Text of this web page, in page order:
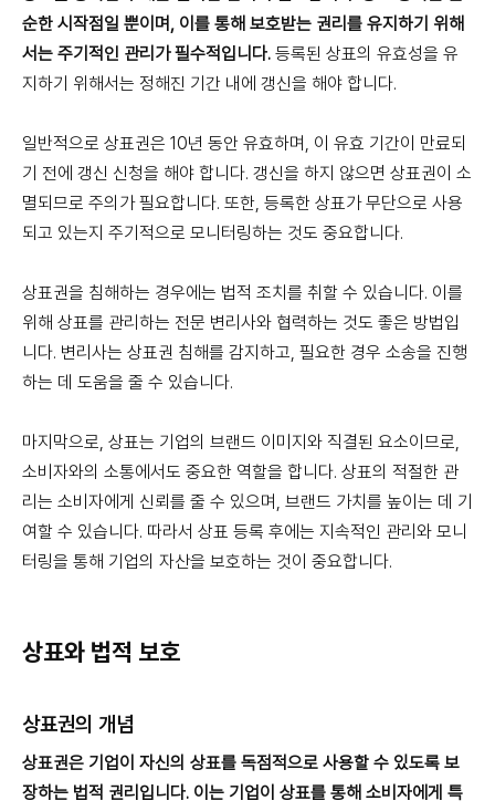
순한 시작점일 뿐이며, 이를 통해 보호받는 권리를 유지하기 위해
서는 주기적인 관리가 필수적입니다. 등록된 상표의 유효성을 유
지하기 위해서는 정해진 기간 내에 갱신을 해야 합니다.
일반적으로 상표권은 10년 동안 유효하며, 이 유효 기간이 만료되
기 전에 갱신 신청을 해야 합니다. 갱신을 하지 않으면 상표권이 소
멸되므로 주의가 필요합니다. 또한, 등록한 상표가 무단으로 사용
되고 있는지 주기적으로 모니터링하는 것도 중요합니다.
상표권을 침해하는 경우에는 법적 조치를 취할 수 있습니다. 이를
위해 상표를 관리하는 전문 변리사와 협력하는 것도 좋은 방법입
니다. 변리사는 상표권 침해를 감지하고, 필요한 경우 소송을 진행
하는 데 도움을 줄 수 있습니다.
마지막으로, 상표는 기업의 브랜드 이미지와 직결된 요소이므로,
소비자와의 소통에서도 중요한 역할을 합니다. 상표의 적절한 관
리는 소비자에게 신뢰를 줄 수 있으며, 브랜드 가치를 높이는 데 기
여할 수 있습니다. 따라서 상표 등록 후에는 지속적인 관리와 모니
터링을 통해 기업의 자산을 보호하는 것이 중요합니다.
상표와 법적 보호
상표권의 개념
상표권은 기업이 자신의 상표를 독점적으로 사용할 수 있도록 보
장하는 법적 권리입니다. 이는 기업이 상표를 통해 소비자에게 특